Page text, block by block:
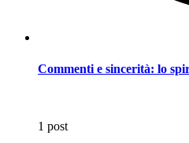
Commenti e sincerità: lo
1 post